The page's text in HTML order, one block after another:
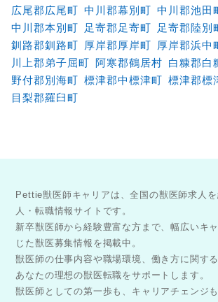
広尾郡広尾町 中川郡幕別町 中川郡池田
中川郡本別町
足寄郡足寄町 足寄郡陸別
釧路郡釧路町
厚岸郡厚岸町 厚岸郡浜中
川上郡弟子屈町 阿寒郡鶴居村 白糠郡白
野付郡別海町 標津郡中標津町 標津郡標
目梨郡羅臼町
Pettie獣医師キャリアは、全国の獣医師求人
人・転職情報サイトです。
新卒獣医師から経験豊富な方まで、幅広いキ
じた獣医募集情報を掲載中。
獣医師の仕事内容や職場環境、働き方に関す
あなたの理想の獣医転職をサポートします。
獣医師としての第一歩も、キャリアチェンジ